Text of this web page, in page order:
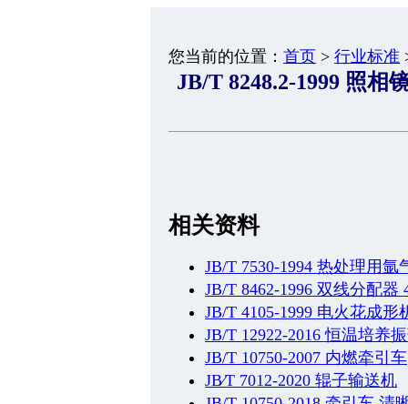
您当前的位置： 首页 > 行业标准
JB/T 8248.2-1999 照相
相关资料
JB/T 7530-1994 热处理用
JB/T 8462-1996 双线分配器
JB/T 4105-1999 电火花成形
JB/T 12922-2016 恒温培养
JB/T 10750-2007 内燃牵引车
JB∕T 7012-2020 辊子输送机